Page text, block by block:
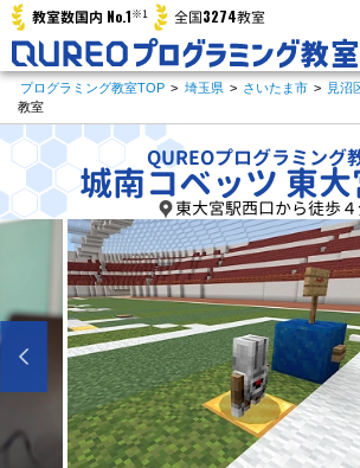
教室数国内 No.1※1 全国3274教室
プログラミング教室TOP > 埼玉県 > さいたま市 > 見沼
教室
QUREOプログラミング
城南コベッツ 東
東大宮駅西口から徒歩